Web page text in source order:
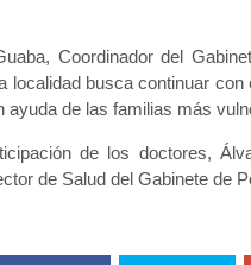
Coordinador del
localidad busca continuar
ayuda de las familias más
de los doctores,
de Salud del Gabinete de